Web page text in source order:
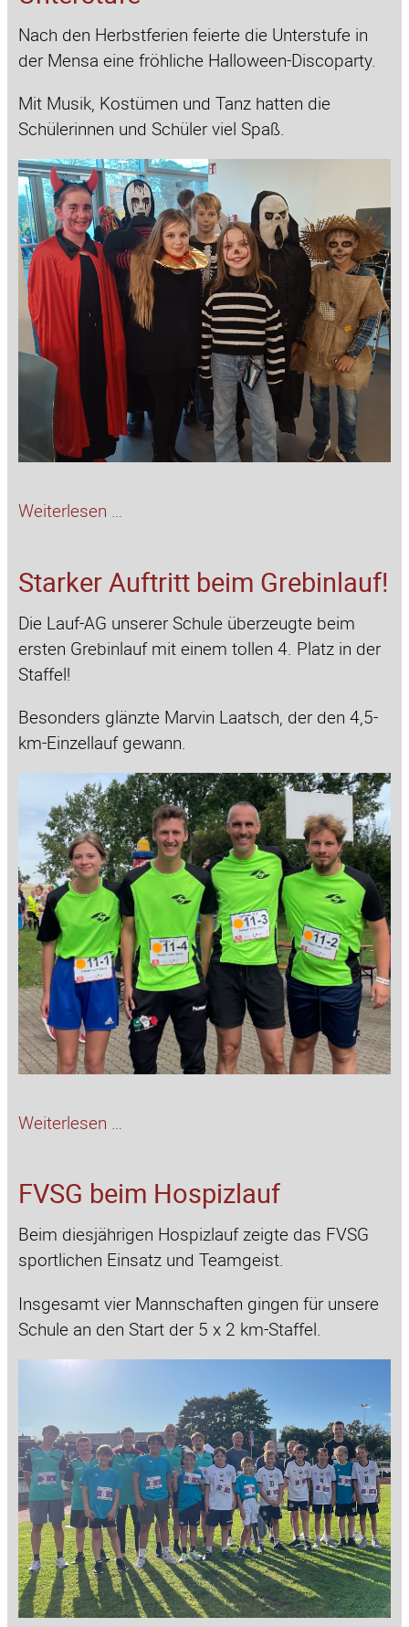
Nach den Herbstferien feierte die Unterstufe in
der Mensa eine fröhliche Halloween-Discoparty.
Mit Musik, Kostümen und Tanz hatten die
Schülerinnen und Schüler viel Spaß.
Weiterlesen …
Unterstufe
Starker Auftritt beim Grebinlauf!
Die Lauf-AG unserer Schule überzeugte beim
ersten Grebinlauf mit einem tollen 4. Platz in der
Staffel!
Besonders glänzte Marvin Laatsch, der den 4,5-
km-Einzellauf gewann.
Weiterlesen …
Grebinlauf!
FVSG beim Hospizlauf
Beim diesjährigen Hospizlauf zeigte das FVSG
sportlichen Einsatz und Teamgeist.
Insgesamt vier Mannschaften gingen für unsere
Schule an den Start der 5 x 2 km-Staffel.